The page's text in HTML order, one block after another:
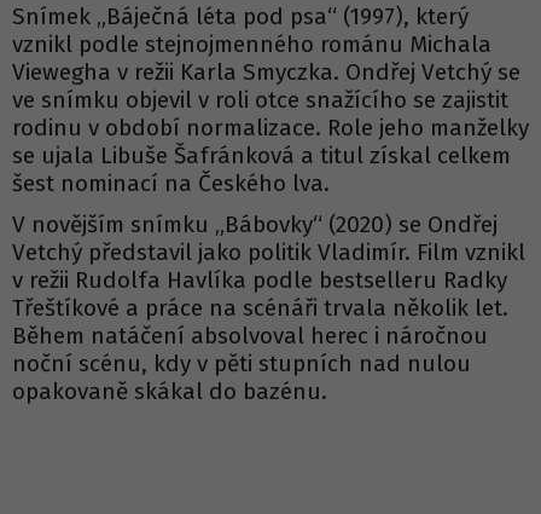
Snímek „Báječná léta pod psa“ (1997), který
vznikl podle stejnojmenného románu Michala
Viewegha v režii Karla Smyczka. Ondřej Vetchý se
ve snímku objevil v roli otce snažícího se zajistit
rodinu v období normalizace. Role jeho manželky
se ujala Libuše Šafránková a titul získal celkem
šest nominací na Českého lva.
V novějším snímku „Bábovky“ (2020) se Ondřej
Vetchý představil jako politik Vladimír. Film vznikl
v režii Rudolfa Havlíka podle bestselleru Radky
Třeštíkové a práce na scénáři trvala několik let.
Během natáčení absolvoval herec i náročnou
noční scénu, kdy v pěti stupních nad nulou
opakovaně skákal do bazénu.